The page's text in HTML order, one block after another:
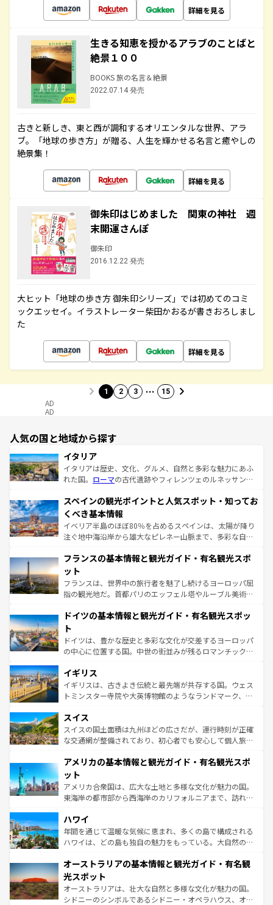
詳細を見る
生きる知恵を授かるアラブのことばと
絶景１００
BOOKS 旅の名言＆絶景
2022.07.14 発売
古きと新しき、東と西が調和するオリエンタルな世界、アラ
ブ。「地球の歩き方」が贈る、人生を輝かせる名言と癒やしの
絶景集！
詳細を見る
御朱印はじめました 関東の神社 週
末開運さんぽ
御朱印
2016.12.22 発売
大ヒット「地球の歩き方 御朱印シリーズ」では初めてのコミ
ックエッセイ。イラストレーター柴田かおるが書きおろしまし
た
詳細を見る
1 2 3 … 15
AD
AD
人気の国と地域から探す
イタリア
イタリアは歴史、文化、グルメ、自然と多彩な魅力にあふ
れた国。 ローマの古代遺跡やフィレンツェのルネッサンス
ろん、トスカーナの美しい田園風景やアマルフィ海岸の絶
景など、自然景観も見逃せない。観光の合間には、本場の
ピザやパスタなど、絶品のイタリア料理を堪能することも
できる。朝目覚めてから夜眠るまで、すべての瞬間を楽し
なお、新着のイタリア情報はコンテンツ一覧を参照してほ
しい。
スペインの観光ポイントと人気スポット・知ってお
くべき基本情報
イベリア半島のほぼ80％を占めるスペインは、太陽が降り
注ぐ地中海沿岸から雄大なピレネー山脈まで、多彩な自然
文化が根付くこの国では、情熱的なフラメンコ、熱気あふ
れる闘牛、そして美味しいタパスが生活の一部となってい
る。首都マドリードの洗練された雰囲気や、バルセロナの
アートに溢れた街角から、地方では古代ローマ遺跡や中世
せる。地方によって風土や気候が異なるスペインはその個
ンテンツ一覧 を参照してほしい。
フランスの基本情報と観光ガイド・有名観光スポ
ット
フランスは、世界中の旅行者を魅了し続けるヨーロッパ屈
指の観光地だ。首都パリのエッフェル塔やルーブル美術館
で、幅広い魅力が詰まっている。華麗な宮殿、歴史的な大
聖堂、美しいビーチ、そして豊かな自然が、訪れる者を心
から魅了する。また、フランスは美食の国としても知ら
れ、フランス料理はユネスコ無形文化遺産にも登録されて
香り高いラベンダー畑など、多彩な楽しみ方が可能だ。さ
らに、パリ以外の地域にも魅力が溢れており、どの街角に
も豊かな歴史と文化が息づいている。パリ以外の個性あふ
を参照してほしい。
ドイツの基本情報と観光ガイド・有名観光スポッ
ト
ドイツは、豊かな歴史と多彩な文化が交差するヨーロッパ
の中心に位置する国。中世の街並みが残るロマンチック街
顔を持つこの国は、どこを歩いても飽きることがない。ベ
ルリンの文化的活気、バイエルン州のアルプスの絶景、そ
してライン川沿いのワイン畑といった風景は必見。ビール
は、お酒好きな人にはぜひ体験してほしい。 なお、新着の
ドイツ情報はコンテンツ一覧を参照してほしい。
イギリス
イギリスは、古きよき伝統と最先端が共存する国。ウェス
トミンスター寺院や大英博物館のようなランドマーク、歴
リアごとに異なる魅力がある。また、優雅なアフタヌーン
ティー、ビール好きにはたまらない英国パブ、サッカー観
戦など、本場だからこそできる体験も豊富。イギリスを旅
ンツ一覧を参照してほしい。
スイス
スイスの国土面積は九州ほどの広さだが、運行時刻が正確
な交通網が整備されており、初心者でも安心して個人旅行
の建物がそのまま残る町や、スイスならではのユニークな
博物館もあり、アルプス観光だけでなく町歩きも満喫する
ことができる。国民の所得が高いため物価も高いが、旅行
者向けの交通パス提供のサービスもあり、うまく活用すれ
着のスイス情報は
アメリカの基本情報と観光ガイド・有名観光スポ
ット
アメリカ合衆国は、広大な土地と多様な文化が魅力の国。
東海岸の都市部から西海岸のカリフォルニアまで、訪れる
のような巨大都市は、観光、ショッピング、エンターテイ
ンメントが詰まった刺激的なスポットだ。一方、アメリカ
西部には大自然が広がり、グランドキャニオンやイエロー
部のニューオーリンズでは、音楽と美食が融合した独特の
文化が魅力。旅行者はアメリカの各地域で異なる魅力を楽
しみながら、その多様性と豊かな歴史を感じることができ
るだろう。車でのロードトリップや列車の旅も、アメリカ
ハワイ
年間を通じて温暖な気候に恵まれ、多くの島で構成される
ハワイは、どの島も独自の魅力をもっている。大自然の神
ワイ島は見逃せない。また、定番の観光地といえばオアフ
島だが、静かな自然を求めるならマウイ島やカウアイ島が
おすすめ。エメラルドグリーンに輝く海をはじめ、豊かな
文化や歴史が息づいている。「アロハスピリット」と呼ば
オーストラリアの基本情報と観光ガイド・有名観
光スポット
オーストラリアは、壮大な自然と多様な文化が魅力の国。
シドニーのシンボルであるシドニー・オペラハウス、オー